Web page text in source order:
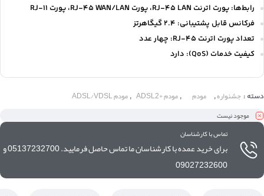
رابط‌‌ها: پورت اترنت RJ-45 LAN، پورت RJ-45 WAN/LAN، پورت RJ-11
فرکانس قابل پشتیبانی: 2.4 گیگاهرتز
تعداد پورت اترنت RJ-45: چهار عدد
کیفیت خدمات (QoS): دارد
دسته : جشنواره, مودم , مودم +ADSL2 , مودم ADSL/VDSL
موجود نیست
تماس با کارشناسان
برای خرید عمده با کارشناسان ما تماس حاصل فرمایید. 05137232700 و
09027232600